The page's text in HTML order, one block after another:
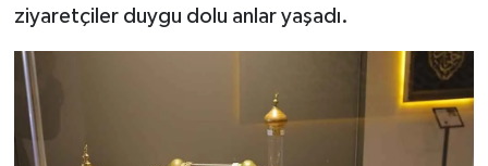
ziyaretçiler duygu dolu anlar yaşadı.